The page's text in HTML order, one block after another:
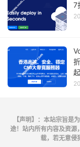
7
起
【声明】：本站宗旨是
途！站内所有内容及资源
载，若无意侵